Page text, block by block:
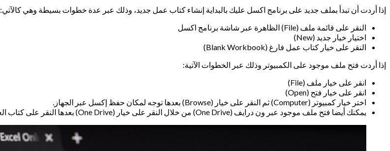
إذا أردت أن تبدأ بملف جديد على برنامج اكسل عليك بالبداية إنشاء كتاب عمل جديد، وذلك عبر عدة خطوات بسيطة وهي كالآتي:
النقر على قائمة ملف (File) الظاهرة عبر شاشة برنامج اكسل
اختيار خيار جديد (New)
النقر على خيار كتاب عمل فارغ (Blank Workbook)
إذا أردت فتح ملف موجود على الكمبيوتر وذلك عبر الخطوات الآتية:
انقر على خيار ملف (File)
انقر على خيار فتح (Open)
اختر خيار كمبيوتر (Computer) ثم النقر على خيار (Browse) بعدها توجه لمكان حفظ إكسل عبر الجهاز.
يمكنك أيضا فتح ملف موجود عبر ون درايف (One Drive) من خلال النقر على خيار (One Drive) بعدها النقر على كتاب العمل المراد فتحه، ثم النقر على خيار فتح (Open).